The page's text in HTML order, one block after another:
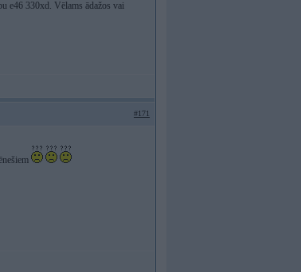
e46 330xd. Vēlams ādažos vai
#171